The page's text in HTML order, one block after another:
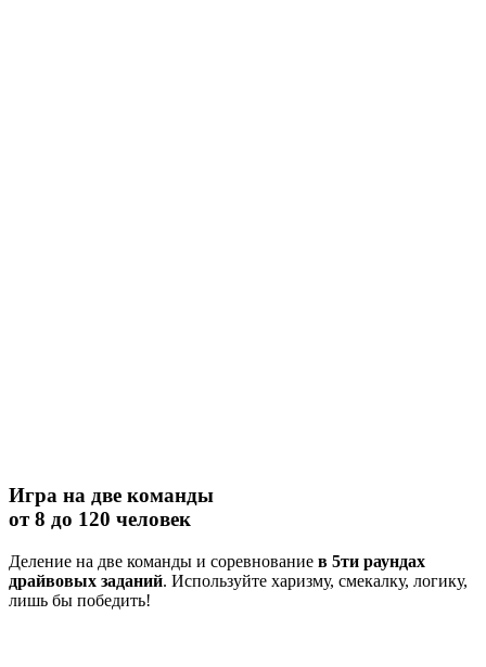
Игра на две команды
от 8 до 120 человек
Деление на две команды и соревнование в 5ти раундах
драйвовых заданий. Используйте харизму, смекалку, логику,
лишь бы победить!